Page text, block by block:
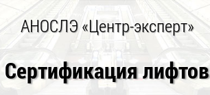
АНОСЛЭ «Центр-эксперт»
Сертификация лифтов